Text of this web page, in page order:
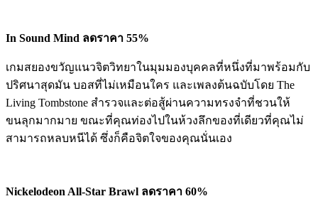
In Sound Mind ลดราคา 55%
เกมสยองขวัญแนวจิตวิทยาในมุมมองบุคคลที่หนึ่งที่มาพร้อมกับ
ปริศนาสุดมัน บอสที่ไม่เหมือนใคร และเพลงต้นฉบับโดย The
Living Tombstone สำรวจและต่อสู้ผ่านความทรงจำที่ชวนให้
ขนลุกมากมาย ขณะที่คุณท่องไปในห้วงลึกของที่เดียวที่คุณไม่
สามารถหลบหนีได้ ซึ่งก็คือจิตใจของคุณนั่นเอง
Nickelodeon All-Star Brawl ลดราคา 60%